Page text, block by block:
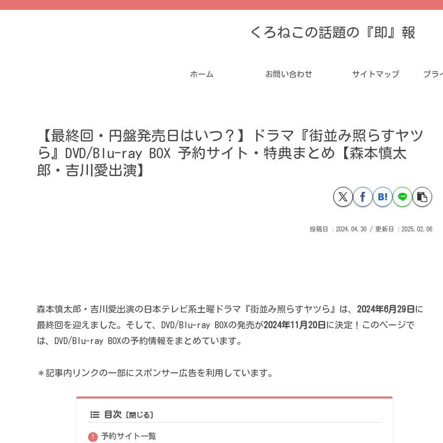
くろねこの話題の『即』報
ホーム お問い合わせ サイトマップ プラ
【最終回・円盤発売日はいつ？】ドラマ『街並み照らすヤツ
ら』DVD/Blu-ray BOX 予約サイト・特典まとめ【森本慎太
郎・吉川愛出演】
2024.04.30 2025.02.06
森本慎太郎・吉川愛出演の日本テレビ系土曜ドラマ『街並み照らすヤツら』は、 2024年6月29日 に
最終回を迎えました。そして、DVD/Blu-ray BOXの発売が2024年11月20日 に決定！このページで
は、DVD/Blu-ray BOXの予約情報をまとめています。
＊記事内リンクの一部にスポンサー広告を利用しています。
目次
予約サイト一覧